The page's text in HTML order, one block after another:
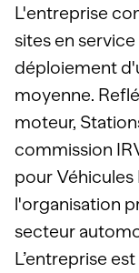
L'entreprise
sites en
déploiement
moyenne.
moteur,
commission
pour Véhicules
l'organisation
secteur
L’entreprise